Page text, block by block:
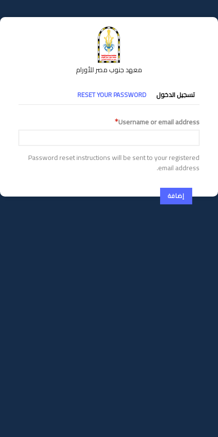
إلى
المحتوى
معهد جنوب مصر للأورام
التبويبات
الأساسية
تسجيل الدخول RESET YOUR PASSWORD
Username or email address
Password reset instructions will be sent to your registered
email address.